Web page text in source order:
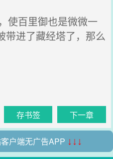
使百里御也是微微一
带进了藏经塔了，那么
存书签 下一章
户端无广告APP ↓↓↓